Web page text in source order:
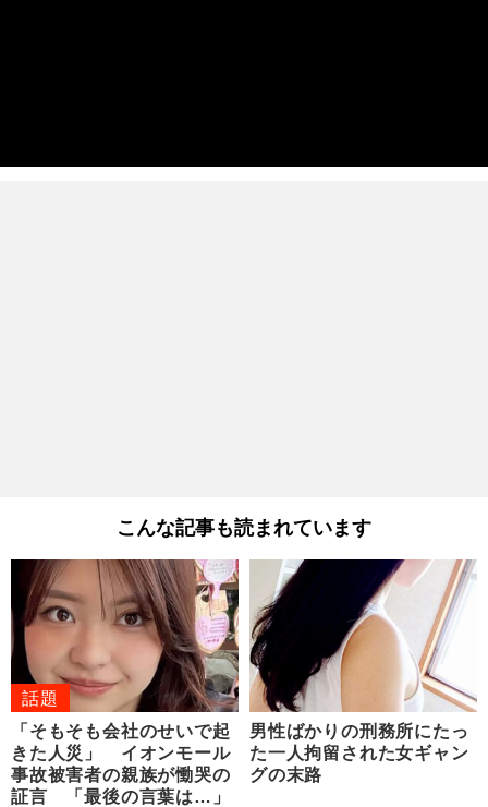
こんな記事も読まれています
話題
「そもそも会社のせいで起
きた人災」 イオンモール
事故被害者の親族が慟哭の
証言 「最後の言葉は…」
男性ばかりの刑務所にたっ
た一人拘留された女ギャン
グの末路